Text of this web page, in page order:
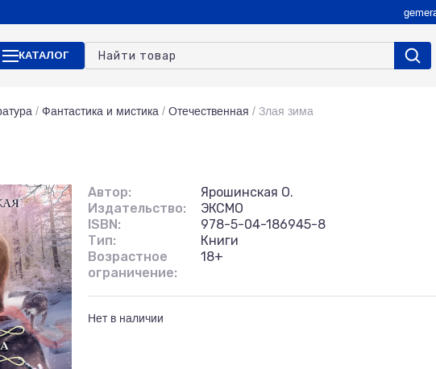
КАТАЛОГ
/ Фантастика и мистика / Отечественная / Злая зима
Автор:
Ярошинская О.
Издательство:
ЭКСМО
ISBN:
978-5-04-186945-8
Тип:
Книги
Возрастное
ограничение:
18+
Нет в наличии